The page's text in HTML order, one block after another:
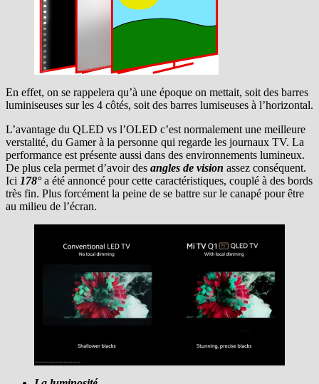
En effet, on se rappelera qu’à une époque on mettait, soit des barres
luminiseuses sur les 4 côtés, soit des barres lumiseuses à l’horizontal.
L’avantage du QLED vs l’OLED c’est normalement une meilleure
verstalité, du Gamer à la personne qui regarde les journaux TV. La
performance est présente aussi dans des environnements lumineux.
De plus cela permet d’avoir des angles de vision assez conséquent.
Ici 178°a été annoncé pour cette caractéristiques, couplé à des bords
très fin. Plus forcément la peine de se battre sur le canapé pour être
au milieu de l’écran.